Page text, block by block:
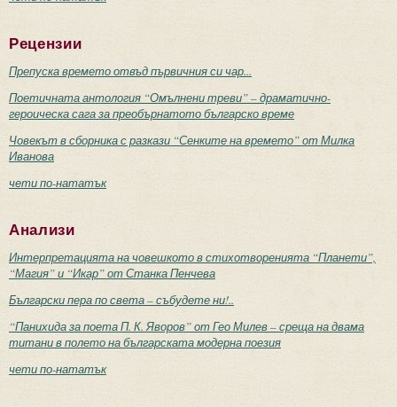
Рецензии
Препуска времето отвъд първичния си чар...
Поетичната антология “Омълнени треви” – драматично-
героическа сага за преобърнатото българско време
Човекът в сборника с разкази “Сенките на времето” от Милка
Иванова
чети по-нататък
Анализи
Интерпретацията на човешкото в стихотворенията “Планети”,
“Магия” и “Икар” от Станка Пенчева
Български пера по света – събудете ни!..
“Панихида за поета П. К. Яворов” от Гео Милев – среща на двама
титани в полето на българската модерна поезия
чети по-нататък